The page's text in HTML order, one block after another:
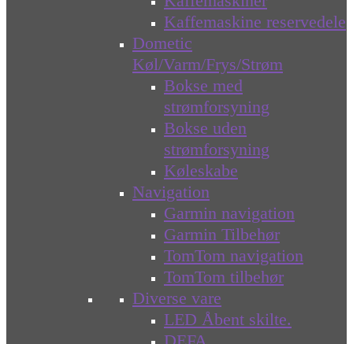
Kaffemaskine reservedele
Dometic
Køl/Varm/Frys/Strøm
Bokse med
strømforsyning
Bokse uden
strømforsyning
Køleskabe
Navigation
Garmin navigation
Garmin Tilbehør
TomTom navigation
TomTom tilbehør
Diverse vare
LED Åbent skilte.